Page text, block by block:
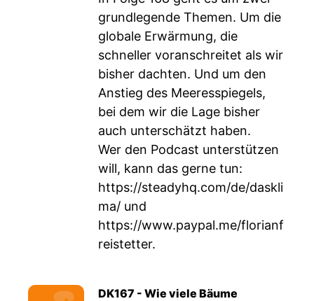
grundlegende Themen. Um die
globale Erwärmung, die
schneller voranschreitet als wir
bisher dachten. Und um den
Anstieg des Meeresspiegels,
bei dem wir die Lage bisher
auch unterschätzt haben.
Wer den Podcast unterstützen
will, kann das gerne tun:
https://steadyhq.com/de/daskli
ma/ und
https://www.paypal.me/florianf
reistetter.
DK167 - Wie viele Bäume